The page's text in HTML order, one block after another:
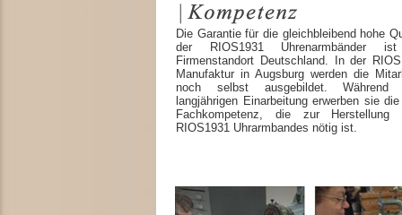
Die Garantie für die gleichbleibend hohe
der RIOS1931 Uhrenarmbänder
Firmenstandort Deutschland. In der
Manufaktur in Augsburg werden die
noch selbst ausgebildet. Während
langjährigen Einarbeitung erwerben sie
Fachkompetenz, die zur Herstellung
RIOS1931 Uhrarmbandes nötig ist.